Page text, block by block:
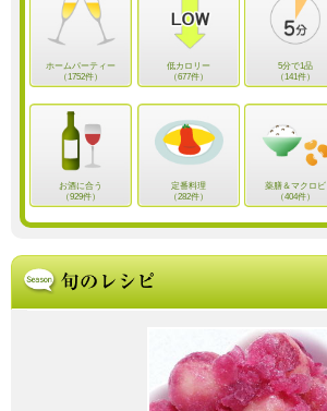
ホームパーティー
（1752件）
低カロリー
（677件）
5分で1品
（141件）
お酒に合う
（929件）
定番料理
（282件）
薬膳＆マクロビ
（404件）